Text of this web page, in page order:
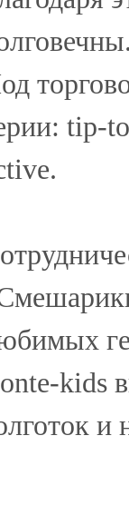
tip-
kids
и